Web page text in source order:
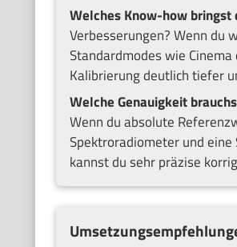
Welches Know-how bringst
Verbesserungen? Wenn du
Standardmodes wie
Kalibrierung deutlich tiefer
Welche Genauigkeit
Wenn du absolute
Spektroradiometer und
kannst du sehr präzise